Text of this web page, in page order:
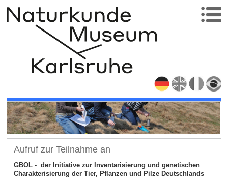
Aufruf zur Teilnahme an
GBOL - der Initiative zur Inventarisierung und genetischen
Charakterisierung der Tier, Pflanzen und Pilze Deutschlands